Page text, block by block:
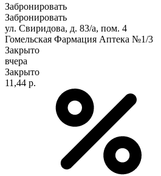
Забронировать
Забронировать
ул. Свиридова, д. 83/а, пом. 4
Гомельская Фармация Аптека №1/3
Закрыто
вчера
Закрыто
11,44 р.